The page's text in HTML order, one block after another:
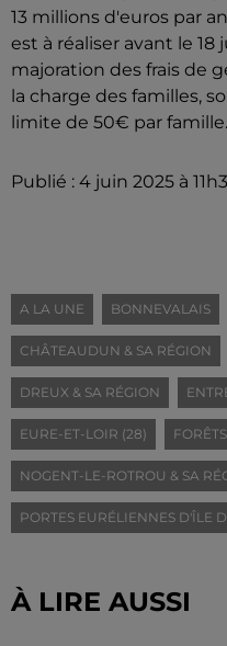
13 millions d'euros par
est à réaliser avant le
majoration des frais de
la charge des familles,
limite de 50€ par famille.
Publié : 4 juin 2025 à
A LA UNE BONNEVALAIS
CHÂTEAUDUN & SA RÉGION
DREUX & SA RÉGION
EURE-ET-LOIR (28)
NOGENT-LE-ROTROU & SA
PORTES EURÉLIENNES D'ÎLE
À LIRE AUSSI